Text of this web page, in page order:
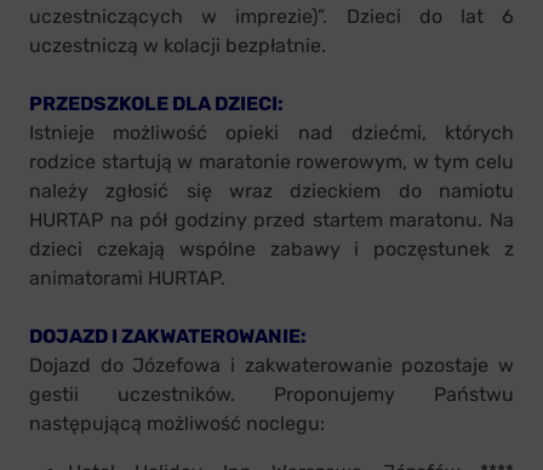
uczestniczących w imprezie)”. Dzieci do lat 6
uczestniczą w kolacji bezpłatnie.
PRZEDSZKOLE DLA DZIECI:
Istnieje możliwość opieki nad dziećmi, których
rodzice startują w maratonie rowerowym, w tym celu
należy zgłosić się wraz dzieckiem do namiotu
HURTAP na pół godziny przed startem maratonu. Na
dzieci czekają wspólne zabawy i poczęstunek z
animatorami HURTAP.
DOJAZD I ZAKWATEROWANIE:
Dojazd do Józefowa i zakwaterowanie pozostaje w
gestii uczestników. Proponujemy Państwu
następującą możliwość noclegu: